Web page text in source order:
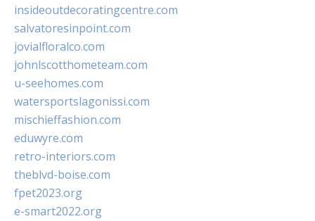
insideoutdecoratingcentre.com
salvatoresinpoint.com
jovialfloralco.com
johnlscotthometeam.com
u-seehomes.com
watersportslagonissi.com
mischieffashion.com
eduwyre.com
retro-interiors.com
theblvd-boise.com
fpet2023.org
e-smart2022.org